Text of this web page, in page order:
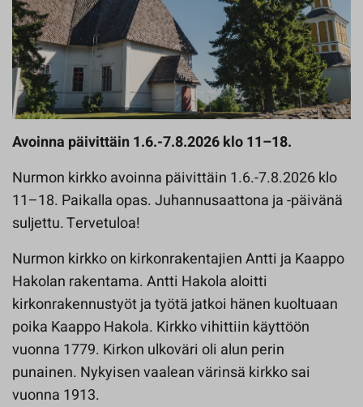
Avoinna päivittäin 1.6.-7.8.2026 klo 11–18.
Nurmon kirkko avoinna päivittäin 1.6.-7.8.2026 klo
11–18. Paikalla opas. Juhannusaattona ja -päivänä
suljettu. Tervetuloa!
Nurmon kirkko on kirkonrakentajien Antti ja Kaappo
Hakolan rakentama. Antti Hakola aloitti
kirkonrakennustyöt ja työtä jatkoi hänen kuoltuaan
poika Kaappo Hakola. Kirkko vihittiin käyttöön
vuonna 1779. Kirkon ulkoväri oli alun perin
punainen. Nykyisen vaalean värinsä kirkko sai
vuonna 1913.